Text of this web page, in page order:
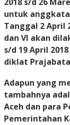
untuk
Tanggal 2 April
dan VI akan
s/d 19 April 2018
diklat
Adapun yang
tambahnya
Aceh dan para
Pemerintahan